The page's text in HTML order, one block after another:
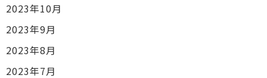
2023年10月
2023年9月
2023年8月
2023年7月